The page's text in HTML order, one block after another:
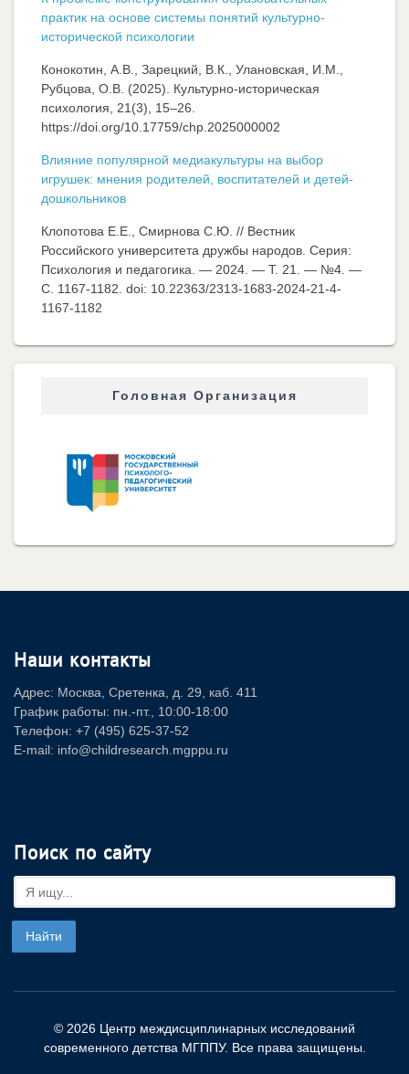
практик на основе системы понятий культурно-
исторической психологии
Конокотин, А.В., Зарецкий, В.К., Улановская, И.М.,
Рубцова, О.В. (2025). Культурно-историческая
психология, 21(3), 15–26.
https://doi.org/10.17759/chp.2025000002
Влияние популярной медиакультуры на выбор
игрушек: мнения родителей, воспитателей и детей-
дошкольников
Клопотова Е.Е., Смирнова С.Ю. // Вестник
Российского университета дружбы народов. Серия:
Психология и педагогика. — 2024. — Т. 21. — №4. —
C. 1167-1182. doi: 10.22363/2313-1683-2024-21-4-
1167-1182
Головная Организация
Наши контакты
Адрес: Москва, Сретенка, д. 29, каб. 411
График работы: пн.-пт., 10:00-18:00
Телефон: +7 (495) 625-37-52
E-mail: info@childresearch.mgppu.ru
Поиск по сайту
© 2026 Центр междисциплинарных исследований
современного детства МГППУ. Все права защищены.